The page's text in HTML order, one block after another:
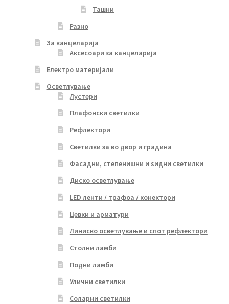
Ташни
Разно
За канцеларија
Аксесоари за канцеларија
Електро материјали
Осветлување
Лустери
Плафонски светилки
Рефлектори
Светилки за во двор и градина
Фасадни, степенишни и ѕидни светилки
Диско осветлување
LED ленти / трафоа / конектори
Цевки и арматури
Линиско осветлување и спот рефлектори
Столни ламби
Подни ламби
Улични светилки
Соларни светилки